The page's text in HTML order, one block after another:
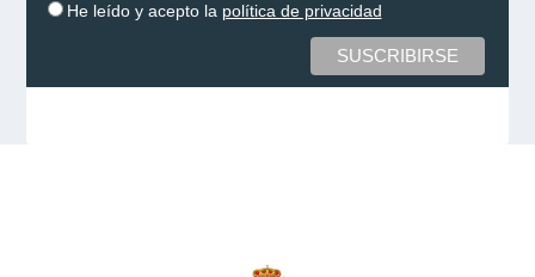
He leído y acepto la política de privacidad